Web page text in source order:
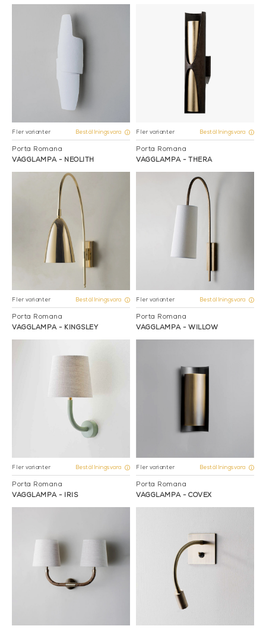
Fler varianter Beställningsvara
Porta Romana
VÄGGLAMPA - NEOLITH
Fler varianter Beställningsvara
Porta Romana
VÄGGLAMPA - THERA
Fler varianter Beställningsvara
Porta Romana
VÄGGLAMPA - KINGSLEY
Fler varianter Beställningsvara
Porta Romana
VÄGGLAMPA - WILLOW
Fler varianter Beställningsvara
Porta Romana
VÄGGLAMPA - IRIS
Fler varianter Beställningsvara
Porta Romana
VÄGGLAMPA - COVEX